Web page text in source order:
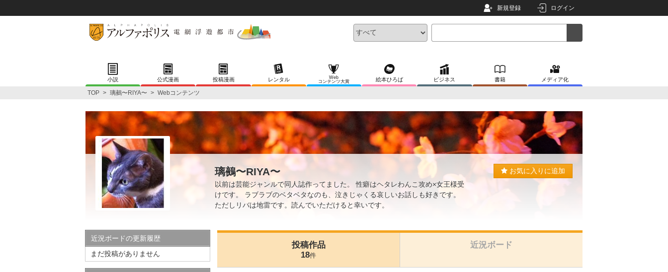
新規登録 ログイン
小説 公式漫画 投稿漫画 レンタル
Web
コンテンツ大賞
絵本ひろば ビジネス 書籍 メディア化
TOP > 璃鵺〜RIYA〜 > Webコンテンツ
璃鵺〜RIYA〜
以前は芸能ジャンルで同人誌作ってました。 性癖はヘタレわんこ攻め×女王様受
けです。 ラブラブのベタベタなのも、泣きじゃくる哀しいお話しも好きです。
ただしリバは地雷です。読んでいただけると幸いです。
お気に入りに追加
投稿作品
18件
近況ボード
近況ボードの更新履歴
まだ投稿がありません